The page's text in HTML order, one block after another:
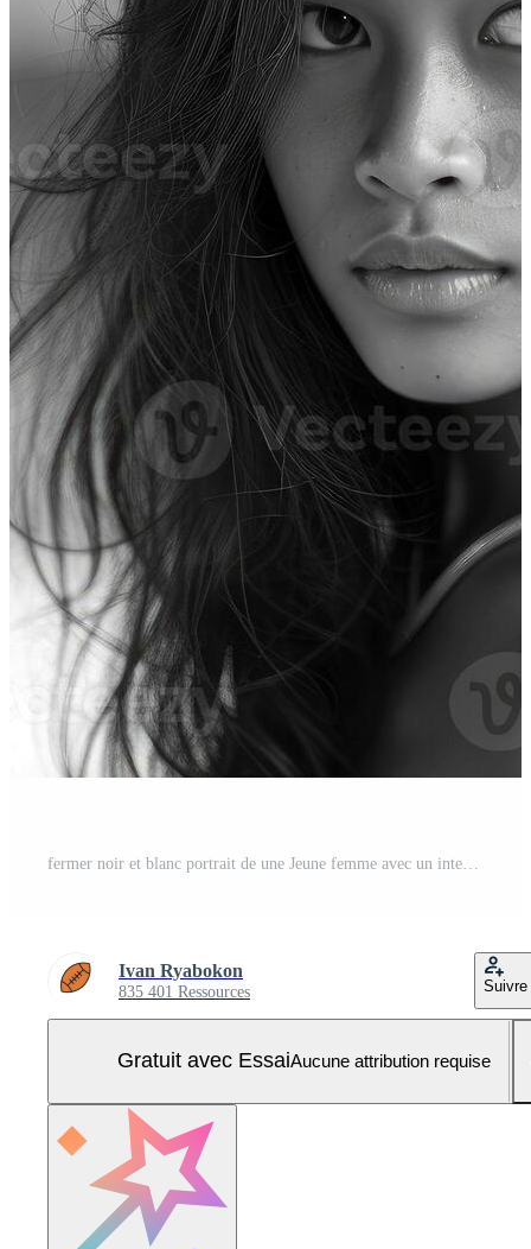
Ivan Ryabokon
835 401 Ressources Suivre
Gratuit avec EssaiAucune attribution requise